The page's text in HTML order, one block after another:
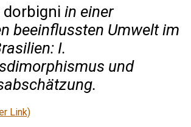
dorbigni in einer
beeinflussten Umwelt im
I.
und
Link)